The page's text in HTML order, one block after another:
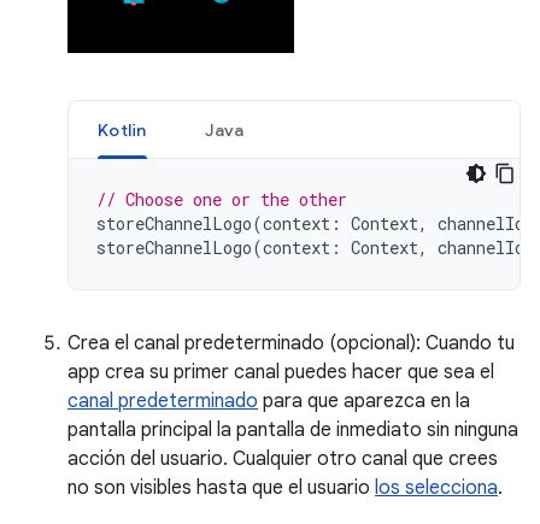
Kotlin Java
// Choose one or the other
storeChannelLogo(context : Context, channelId
storeChannelLogo(context : Context, channelId
Crea el canal predeterminado (opcional): Cuando tu
app crea su primer canal puedes hacer que sea el
canal predeterminado para que aparezca en la
pantalla principal la pantalla de inmediato sin ninguna
acción del usuario. Cualquier otro canal que crees
no son visibles hasta que el usuario los selecciona.